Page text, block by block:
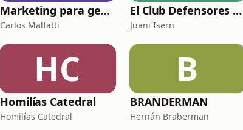
Marketing para gente como uno
Carlos Malfatti
El Club Defensores del Podcast
Juani Isern
HC
Homilías Catedral
Homilías Catedral
B
BRANDERMAN
Hernán Braberman